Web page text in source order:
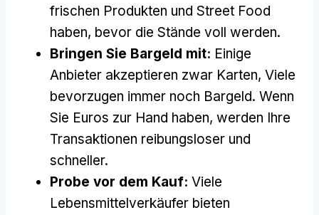
frischen Produkten und Street Food
haben, bevor die Stände voll werden.
Bringen Sie Bargeld mit: Einige
Anbieter akzeptieren zwar Karten, Viele
bevorzugen immer noch Bargeld. Wenn
Sie Euros zur Hand haben, werden Ihre
Transaktionen reibungsloser und
schneller.
Probe vor dem Kauf: Viele
Lebensmittelverkäufer bieten